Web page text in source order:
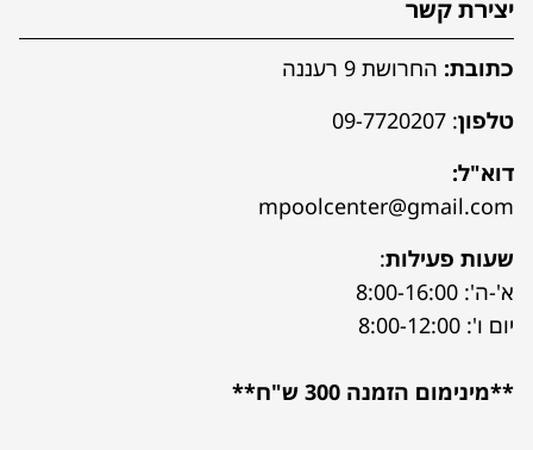
יצירת קשר
כתובת: החרושת 9 רעננה
טלפון:
09-7720207
דוא"ל:
mpoolcenter@gmail.com
שעות פעילות:
א'-ה': 8:00-16:00
יום ו': 8:00-12:00
**מינימום הזמנה 300 ש"ח**